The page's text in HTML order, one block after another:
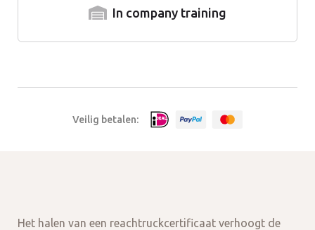
In company training
Veilig betalen:
Het halen van een reachtruckcertificaat verhoogt de